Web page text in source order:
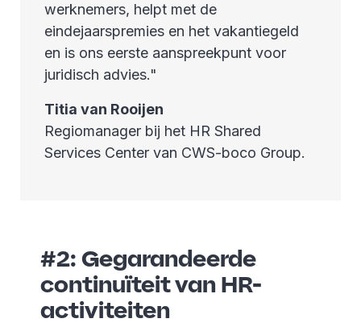
werknemers, helpt met de
eindejaarspremies en het vakantiegeld
en is ons eerste aanspreekpunt voor
juridisch advies."
Titia van Rooijen
Regiomanager bij het HR Shared
Services Center van CWS-boco Group.
#2: Gegarandeerde
continuïteit van HR-
activiteiten